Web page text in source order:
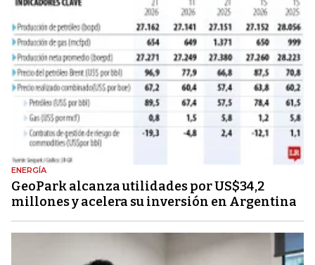
ENERGÍA
GeoPark alcanza utilidades por US$34,2
millones y acelera su inversión en Argentina